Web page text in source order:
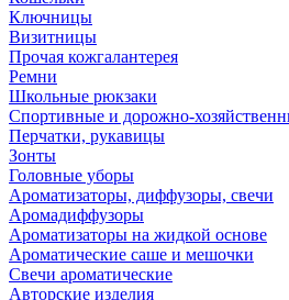
Ключницы
Визитницы
Прочая кожгалантерея
Ремни
Школьные рюкзаки
Спортивные и дорожно-
Перчатки, рукавицы
Зонты
Головные уборы
Ароматизаторы, диффузоры, свечи
Аромадиффузоры
Ароматизаторы на жидкой основе
Ароматические саше и мешочки
Свечи ароматические
Авторские изделия